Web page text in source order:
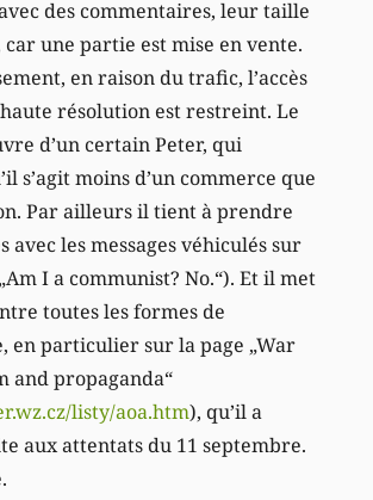
des commentaires, leur taille
une partie est mise en vente.
en raison du trafic, l’accès
résolution est restreint. Le
d’un certain Peter, qui
s’agit moins d’un commerce que
Par ailleurs il tient à prendre
avec les messages véhiculés sur
I a communist? No.“). Et il met
toutes les formes de
en particulier sur la page „War
and propaganda“
listy/aoa.htm), qu’il a
aux attentats du 11 septembre.